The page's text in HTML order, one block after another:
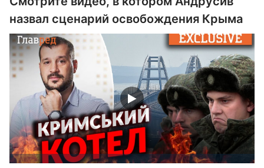
назвал сценарий освобождения Крыма